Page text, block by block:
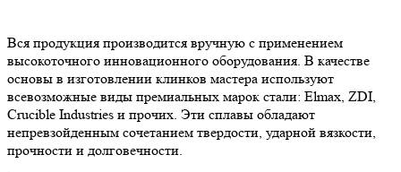
Вся продукция производится вручную с применением
высокоточного инновационного оборудования. В качестве
основы в изготовлении клинков мастера используют
всевозможные виды премиальных марок стали: Elmax, ZDI,
Crucible Industries и прочих. Эти сплавы обладают
непревзойденным сочетанием твердости, ударной вязкости,
прочности и долговечности.